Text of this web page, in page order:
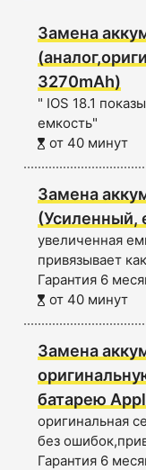
Замена
3270mAh)
" IOS 18.1
емкость"
от 40 минут
Замена
(Усиленный,
увеличенная
привязывает
Гарантия 6
от 40 минут
Замена
батарею
оригинальная
без
Гарантия 6